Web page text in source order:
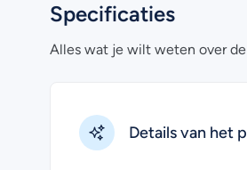
Uiteraard kan je voor meer
Specificaties
Alles wat je wilt weten over
Details van het